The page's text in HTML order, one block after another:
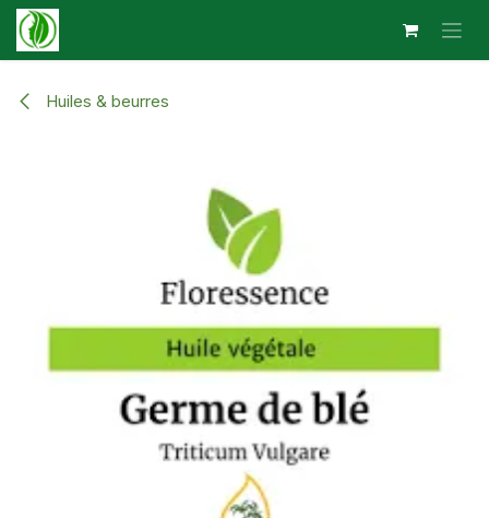
Se rendre au contenu
Huiles & beurres